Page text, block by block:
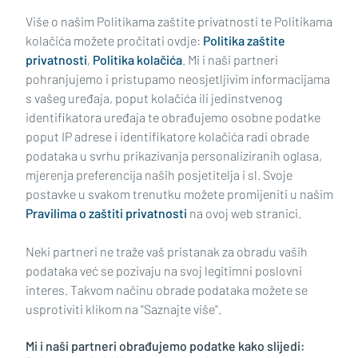
Impressum Uvjeti korištenja Politika privatnosti
Politika kolačića Kontakt Pritužbe Suradnici
Oglašavanje
RUBRIKE
BRODSKO-POSAVSKA ŽUPANIJA
Više o našim Politikama zaštite privatnosti te Politikama
kolačića možete pročitati ovdje: Politika zaštite
privatnosti, Politika kolačića. Mi i naši partneri
pohranjujemo i pristupamo neosjetljivim informacijama
s vašeg uređaja, poput kolačića ili jedinstvenog
identifikatora uređaja te obrađujemo osobne podatke
poput IP adrese i identifikatore kolačića radi obrade
podataka u svrhu prikazivanja personaliziranih oglasa,
mjerenja preferencija naših posjetitelja i sl. Svoje
postavke u svakom trenutku možete promijeniti u našim
Pravilima o zaštiti privatnosti na ovoj web stranici.
Neki partneri ne traže vaš pristanak za obradu vaših
podataka već se pozivaju na svoj legitimni poslovni
interes. Takvom načinu obrade podataka možete se
usprotiviti klikom na "Saznajte više".
Mi i naši partneri obrađujemo podatke kako slijedi: